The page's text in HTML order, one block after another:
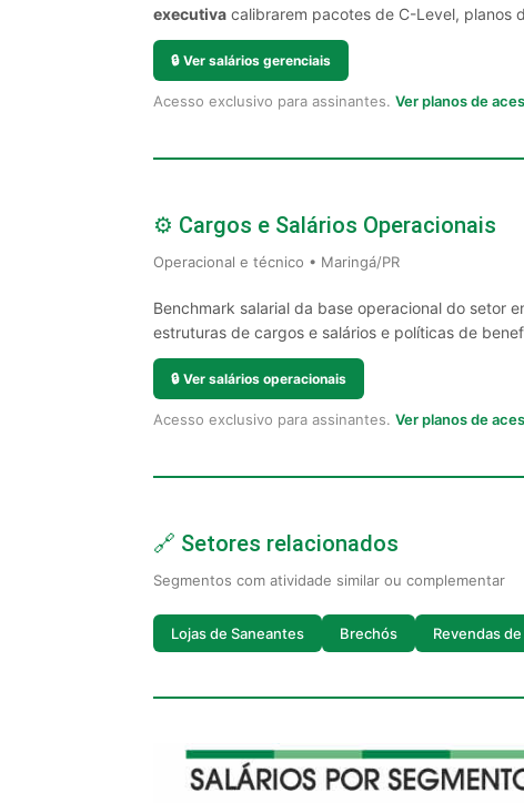
executiva calibrarem pacotes de C-Level, planos
🔒 Ver salários gerenciais
Acesso exclusivo para assinantes. Ver planos de
⚙️ Cargos e Salários Operacionais
Operacional e técnico • Maringá/PR
Benchmark salarial da base operacional do setor
estruturas de cargos e salários e políticas de
🔒 Ver salários operacionais
Acesso exclusivo para assinantes. Ver planos de
🔗 Setores relacionados
Segmentos com atividade similar ou complementar
Lojas de Saneantes Brechós Revendas de